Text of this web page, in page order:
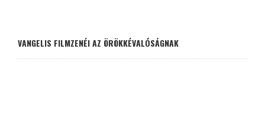
VANGELIS FILMZENÉI AZ ÖRÖKKÉVALÓSÁGNAK